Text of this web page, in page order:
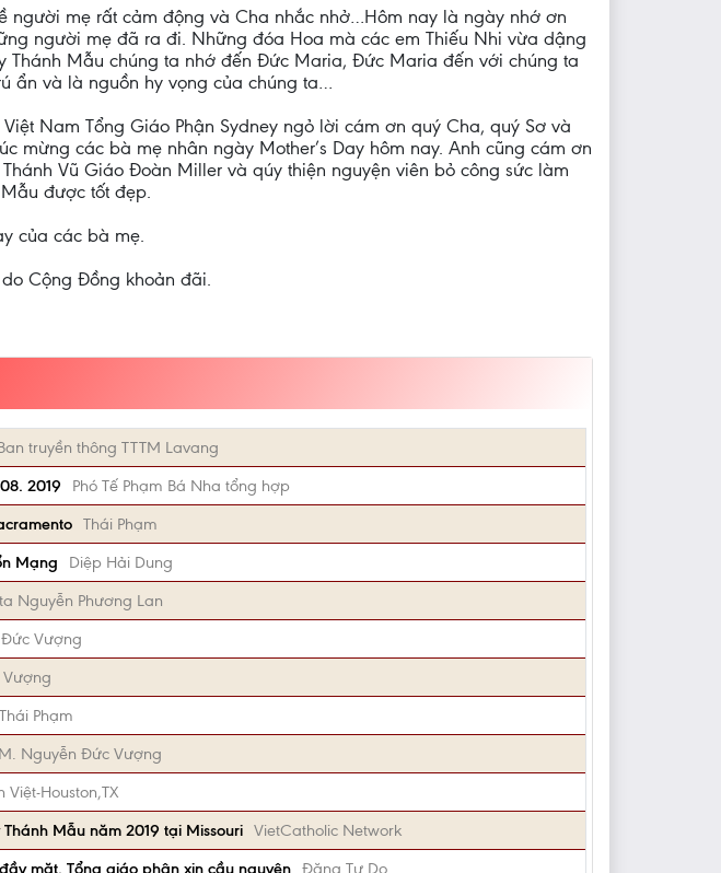
người mẹ rất cảm động và Cha nhắc nhở…Hôm nay là ngày nhớ ơn
người mẹ đã ra đi. Những đóa Hoa mà các em Thiếu Nhi vừa dậng
Mẫu chúng ta nhớ đến Đức Maria, Đức Maria đến với chúng ta
ẩn và là nguồn hy vọng của chúng ta…
Nam Tổng Giáo Phận Sydney ngỏ lời cám ơn quý Cha, quý Sơ và
mừng các bà mẹ nhân ngày Mother’s Day hôm nay. Anh cũng cám ơn
Vũ Giáo Đoàn Miller và qúy thiện nguyện viên bỏ công sức làm
được tốt đẹp.
của các bà mẹ.
Cộng Đồng khoản đãi.
truyền thông TTTM Lavang
2019
Phó Tế Phạm Bá Nha tổng hợp
Thái Phạm
Mạng
Diệp Hải Dung
Nguyễn Phương Lan
Vượng
Thái Phạm
Nguyễn Đức Vượng
Việt-Houston,TX
Mẫu năm 2019 tại Missouri VietCatholic Network
mặt. Tổng giáo phận xin cầu nguyện Đặng Tự Do